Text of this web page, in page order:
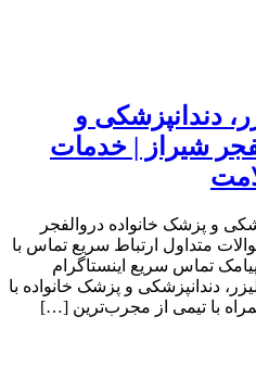
دندانپزشکی و
شیراز | خدمات
و پزشک خانواده دروالفجر
متداول ارتباط سریع تماس با
تماس سریع اینستاگرام
دندانپزشکی و پزشک خانواده با
با تیمی از مجرب‌ترین […]